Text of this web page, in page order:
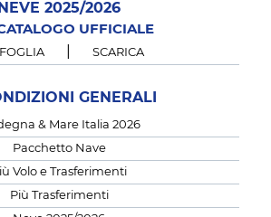
NEVE 2025/2026
UFFICIALE
SCARICA
GENERALI
& Mare Italia 2026
Pacchetto Nave
Volo e Trasferimenti
Più Trasferimenti